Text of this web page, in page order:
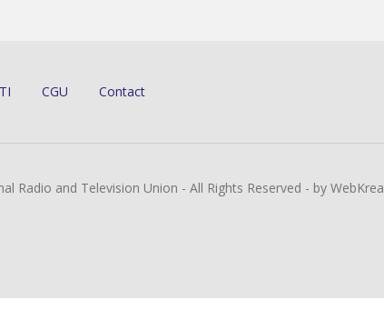
CGU Contact
Radio and Television Union - All Rights Reserved - by WebKrea